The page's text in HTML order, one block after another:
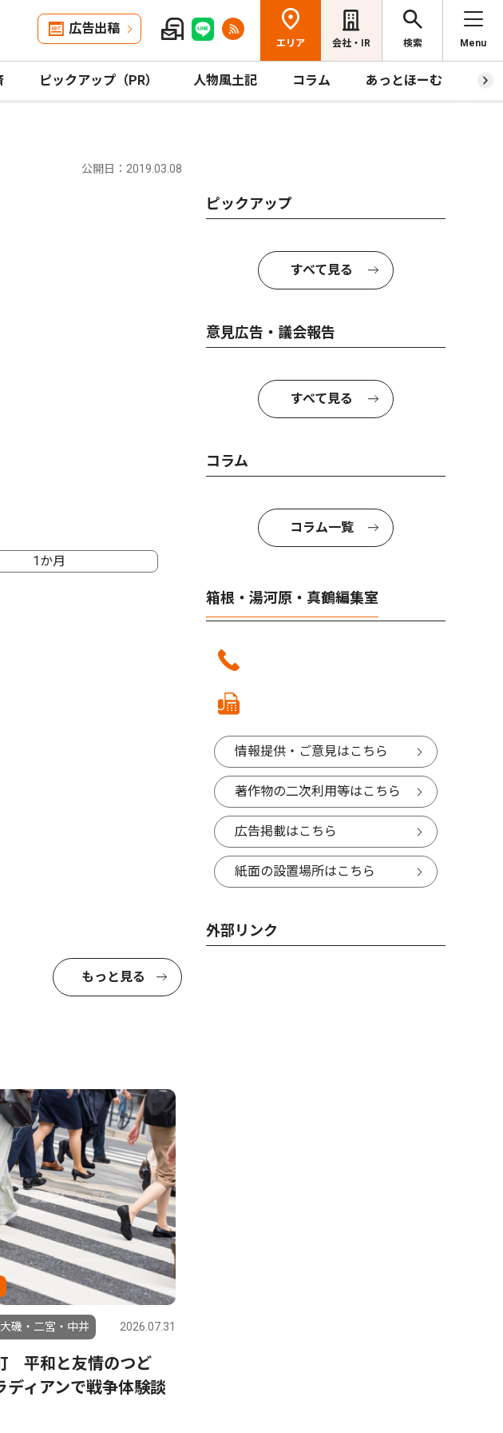
広告出稿
エリア 会社・IR 検索 Menu
ピックアップ（PR） 人物風土記 コラム あっとほーむ プ
公開日：2019.03.08
1か月
もっと見る
磯・二宮・中井 2026.07.31
平和と友情のつど
ィアンで戦争体験談
ピックアップ
すべて見る
意見広告・議会報告
すべて見る
コラム
コラム一覧
箱根・湯河原・真鶴編集室
情報提供・ご意見はこちら
著作物の二次利用等はこちら
広告掲載はこちら
紙面の設置場所はこちら
外部リンク